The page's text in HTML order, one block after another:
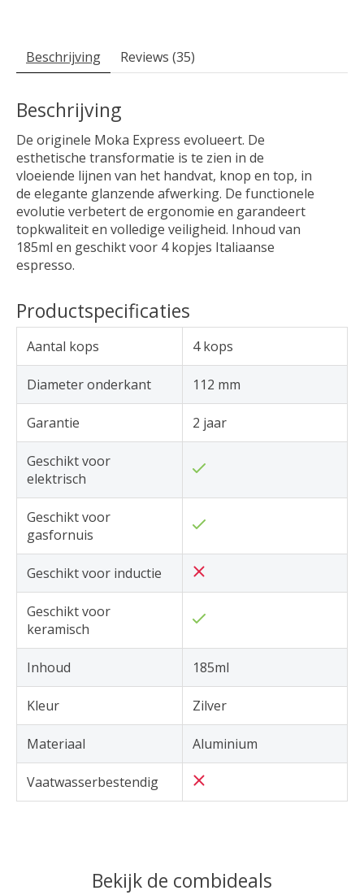
Beschrijving Reviews (35)
Beschrijving
De originele Moka Express evolueert. De
esthetische transformatie is te zien in de
vloeiende lijnen van het handvat, knop en top, in
de elegante glanzende afwerking. De functionele
evolutie verbetert de ergonomie en garandeert
topkwaliteit en volledige veiligheid. Inhoud van
185ml en geschikt voor 4 kopjes Italiaanse
espresso.
Productspecificaties
Aantal kops 4 kops
Diameter onderkant 112 mm
Garantie 2 jaar
Geschikt voor
elektrisch
Geschikt voor
gasfornuis
Geschikt voor inductie
Geschikt voor
keramisch
Inhoud 185ml
Kleur Zilver
Materiaal Aluminium
Vaatwasserbestendig
Bekijk de combideals